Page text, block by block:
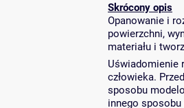
Skrócony opis
Opanowanie i
powierzchni,
materiału i
Uświadomienie
człowieka.
sposobu
innego